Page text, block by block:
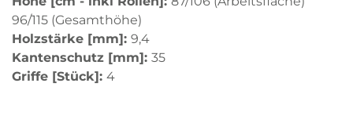
96/115 (Gesamthöhe)
Holzstärke [mm]: 9,4
Kantenschutz [mm]: 35
Griffe [Stück]: 4